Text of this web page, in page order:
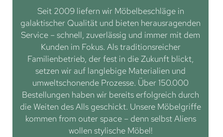
Seit 2009 liefern wir Möbelbeschläge in
galaktischer Qualität und bieten herausragenden
Service – schnell, zuverlässig und immer mit dem
Kunden im Fokus. Als traditionsreicher
Familienbetrieb, der fest in die Zukunft blickt,
setzen wir auf langlebige Materialien und
umweltschonende Prozesse. Über 150.000
Bestellungen haben wir bereits erfolgreich durch
die Weiten des Alls geschickt. Unsere Möbelgriffe
kommen from outer space – denn selbst Aliens
wollen stylische Möbel!